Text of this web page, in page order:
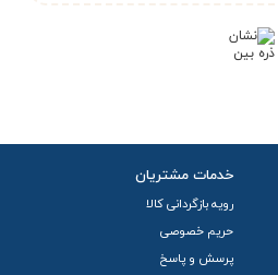
خدمات مشتریان
رویه بازگردانی کالا
حریم خصوصی
پرسش و پاسخ